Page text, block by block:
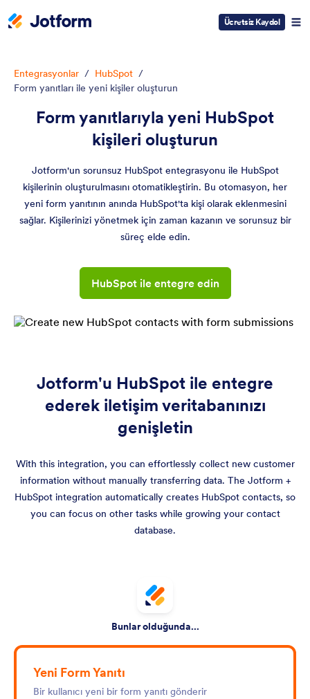
Ücretsiz Kaydol
Entegrasyonlar / HubSpot /
Form yanıtları ile yeni kişiler oluşturun
Form yanıtlarıyla yeni HubSpot
kişileri oluşturun
Jotform'un sorunsuz HubSpot entegrasyonu ile HubSpot
kişilerinin oluşturulmasını otomatikleştirin. Bu otomasyon, her
yeni form yanıtının anında HubSpot'ta kişi olarak eklenmesini
sağlar. Kişilerinizi yönetmek için zaman kazanın ve sorunsuz bir
süreç elde edin.
HubSpot ile entegre edin
Jotform'u HubSpot ile entegre
ederek iletişim veritabanınızı
genişletin
With this integration, you can effortlessly collect new customer
information without manually transferring data. The Jotform +
HubSpot integration automatically creates HubSpot contacts, so
you can focus on other tasks while growing your contact
database.
Bunlar olduğunda...
Yeni Form Yanıtı
Bir kullanıcı yeni bir form yanıtı gönderir